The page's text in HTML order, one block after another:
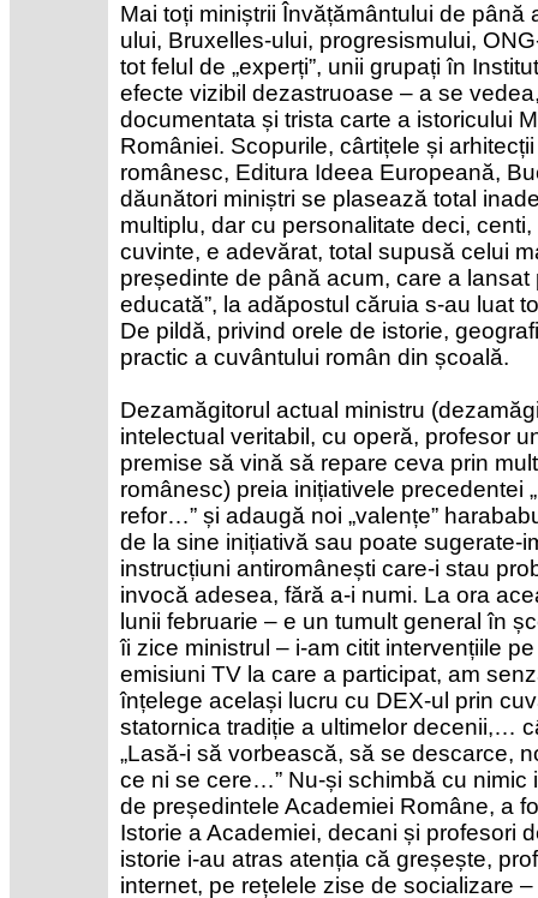
Mai toți miniștrii Învățământului de până
ului, Bruxelles-ului, progresismului,
tot felul de „experți”, unii grupați în
efecte vizibil dezastruoase – a se
documentata și trista carte a istoricului
României. Scopurile, cârtițele și
românesc, Editura Ideea Europeană,
dăunători miniștri se plasează total
multiplu, dar cu personalitate deci,
cuvinte, e adevărat, total supusă celui
președinte de până acum, care a lansat
educată”, la adăpostul căruia s-au luat
De pildă, privind orele de istorie,
practic a cuvântului român din școală.
Dezamăgitorul actual ministru
intelectual veritabil, cu operă, profesor
premise să vină să repare ceva prin
românesc) preia inițiativele precedentei
refor…” și adaugă noi „valențe”
de la sine inițiativă sau poate sugerate-
instrucțiuni antiromânești care-i stau
invocă adesea, fără a-i numi. La ora
lunii februarie – e un tumult general în
îi zice ministrul – i-am citit intervențiile
emisiuni TV la care a participat, am
înțelege același lucru cu DEX-ul prin
statornica tradiție a ultimelor decenii,…
„Lasă-i să vorbească, să se descarce,
ce ni se cere…” Nu-și schimbă cu nimic
de președintele Academiei Române, a
Istorie a Academiei, decani și profesori
istorie i-au atras atenția că greșește,
internet, pe rețelele zise de socializare